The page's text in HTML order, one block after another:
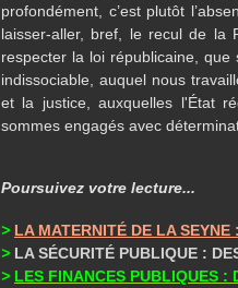
profondément, c’est plutôt
laisser-aller, bref, le recul de la
respecter la loi républicaine, que
indissociable, auquel nous
et la justice, auxquelles l'État
sommes engagés avec
Poursuivez votre lecture...
> LA MATERNITÉ DE LA
> LA SÉCURITÉ PUBLIQUE :
> LES FINANCES PUBLIQUES :